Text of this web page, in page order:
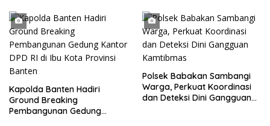
Kapolda Banten Hadiri
Ground Breaking
Pembangunan Gedung
Polsek Babakan Sambangi
Warga, Perkuat Koordinasi
dan Deteksi Dini Gangguan